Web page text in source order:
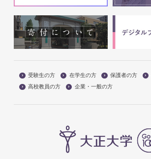
受験生の方 在学生の方 保護者の方
高校教員の方
企業・一般の方